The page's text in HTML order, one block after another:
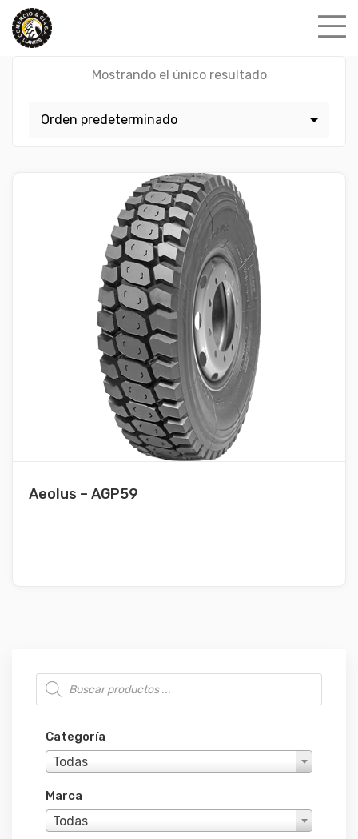
Skip
content
Mostrando el único resultado
Búsqueda de productos
Categoría
Todas
Marca
Todas
Aeolus – AGP59